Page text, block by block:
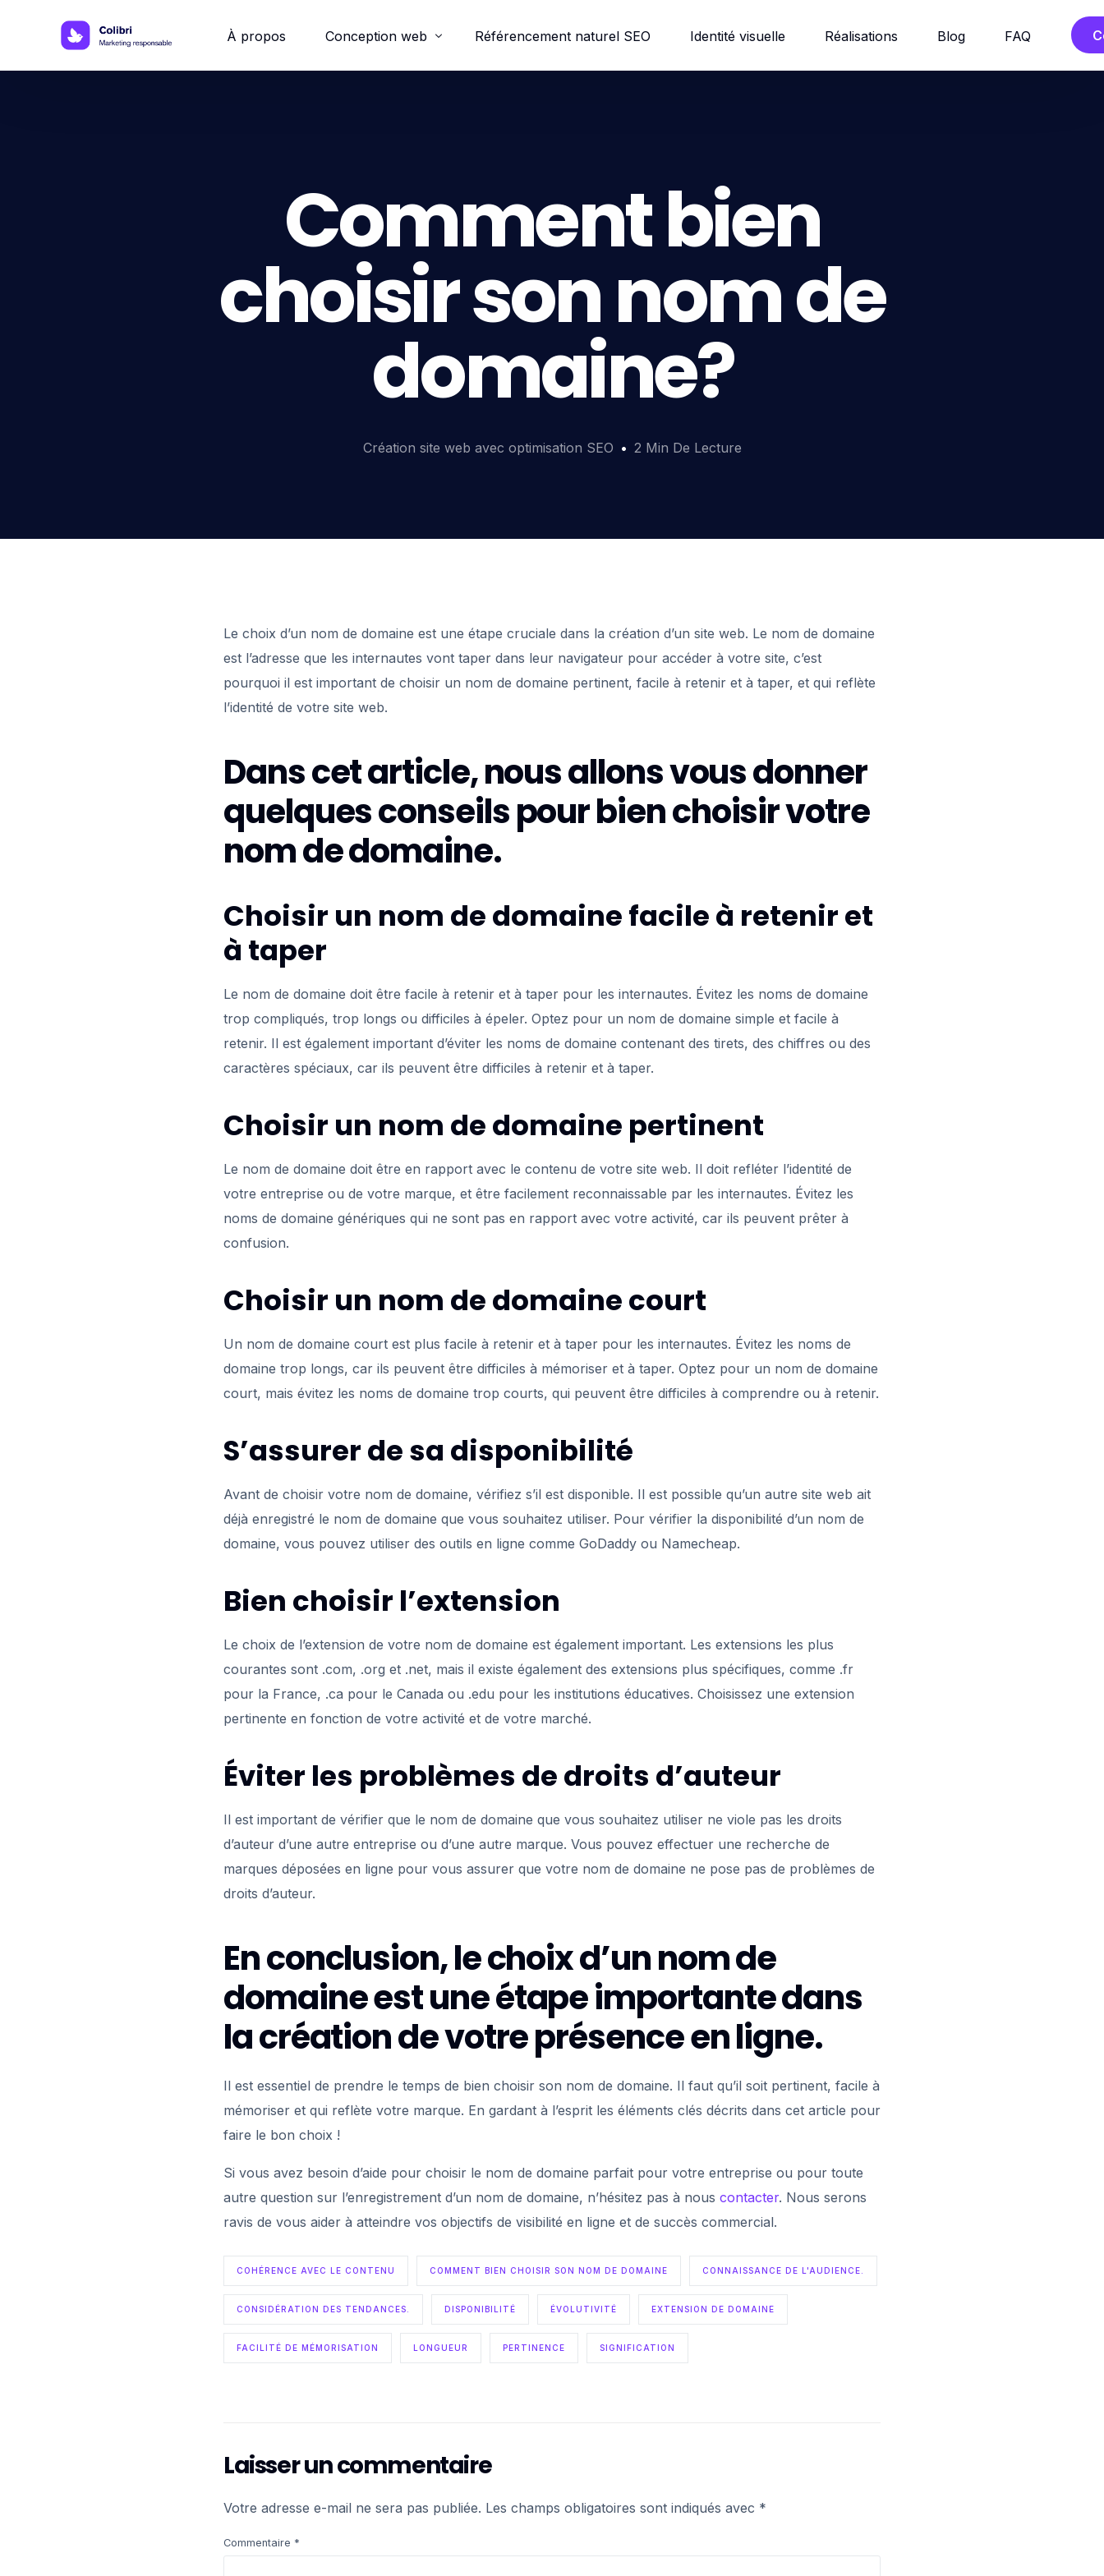
À propos Conception web Référencement naturel SEO Identité visuelle Réalisations Blog FAQ
Comment bien
choisir son nom de
domaine?
Création site web avec optimisation SEO 2 Min De Lecture
Le choix d’un nom de domaine est une étape cruciale dans la création d’un site web. Le nom de domaine
est l’adresse que les internautes vont taper dans leur navigateur pour accéder à votre site, c’est
pourquoi il est important de choisir un nom de domaine pertinent, facile à retenir et à taper, et qui reflète
l’identité de votre site web.
Dans cet article, nous allons vous donner
quelques conseils pour bien choisir votre
nom de domaine.
Choisir un nom de domaine facile à retenir et
à taper
Le nom de domaine doit être facile à retenir et à taper pour les internautes. Évitez les noms de domaine
trop compliqués, trop longs ou difficiles à épeler. Optez pour un nom de domaine simple et facile à
retenir. Il est également important d’éviter les noms de domaine contenant des tirets, des chiffres ou des
caractères spéciaux, car ils peuvent être difficiles à retenir et à taper.
Choisir un nom de domaine pertinent
Le nom de domaine doit être en rapport avec le contenu de votre site web. Il doit refléter l’identité de
votre entreprise ou de votre marque, et être facilement reconnaissable par les internautes. Évitez les
noms de domaine génériques qui ne sont pas en rapport avec votre activité, car ils peuvent prêter à
confusion.
Choisir un nom de domaine court
Un nom de domaine court est plus facile à retenir et à taper pour les internautes. Évitez les noms de
domaine trop longs, car ils peuvent être difficiles à mémoriser et à taper. Optez pour un nom de domaine
court, mais évitez les noms de domaine trop courts, qui peuvent être difficiles à comprendre ou à retenir.
S’assurer de sa disponibilité
Avant de choisir votre nom de domaine, vérifiez s’il est disponible. Il est possible qu’un autre site web ait
déjà enregistré le nom de domaine que vous souhaitez utiliser. Pour vérifier la disponibilité d’un nom de
domaine, vous pouvez utiliser des outils en ligne comme GoDaddy ou Namecheap.
Bien choisir l’extension
Le choix de l’extension de votre nom de domaine est également important. Les extensions les plus
courantes sont .com, .org et .net, mais il existe également des extensions plus spécifiques, comme .fr
pour la France, .ca pour le Canada ou .edu pour les institutions éducatives. Choisissez une extension
pertinente en fonction de votre activité et de votre marché.
Éviter les problèmes de droits d’auteur
Il est important de vérifier que le nom de domaine que vous souhaitez utiliser ne viole pas les droits
d’auteur d’une autre entreprise ou d’une autre marque. Vous pouvez effectuer une recherche de
marques déposées en ligne pour vous assurer que votre nom de domaine ne pose pas de problèmes de
droits d’auteur.
En conclusion, le choix d’un nom de
domaine est une étape importante dans
la création de votre présence en ligne.
Il est essentiel de prendre le temps de bien choisir son nom de domaine. Il faut qu’il soit pertinent, facile à
mémoriser et qui reflète votre marque. En gardant à l’esprit les éléments clés décrits dans cet article pour
faire le bon choix !
Si vous avez besoin d’aide pour choisir le nom de domaine parfait pour votre entreprise ou pour toute
autre question sur l’enregistrement d’un nom de domaine, n’hésitez pas à nous contacter. Nous serons
ravis de vous aider à atteindre vos objectifs de visibilité en ligne et de succès commercial.
COHÉRENCE AVEC LE CONTENU COMMENT BIEN CHOISIR SON NOM DE DOMAINE CONNAISSANCE DE L'AUDIENCE.
CONSIDÉRATION DES TENDANCES. DISPONIBILITÉ ÉVOLUTIVITÉ EXTENSION DE DOMAINE
FACILITÉ DE MÉMORISATION LONGUEUR PERTINENCE SIGNIFICATION
Laisser un commentaire
Votre adresse e-mail ne sera pas publiée. Les champs obligatoires sont indiqués avec *
Commentaire *